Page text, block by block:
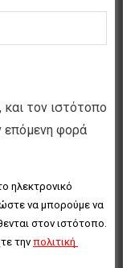
τον ιστότοπο
επόμενη φορά
ηλεκτρονικό
να μπορούμε να
στον ιστότοπο.
την πολιτική